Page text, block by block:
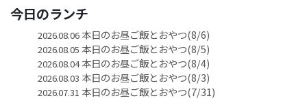
今日のランチ
2026.08.06本日のお昼ご飯とおやつ(8/6)
2026.08.05 本日のお昼ご飯とおやつ(8/5)
2026.08.04本日のお昼ご飯とおやつ(8/4)
2026.08.03 本日のお昼ご飯とおやつ(8/3)
2026.07.31 本日のお昼ご飯とおやつ(7/31)